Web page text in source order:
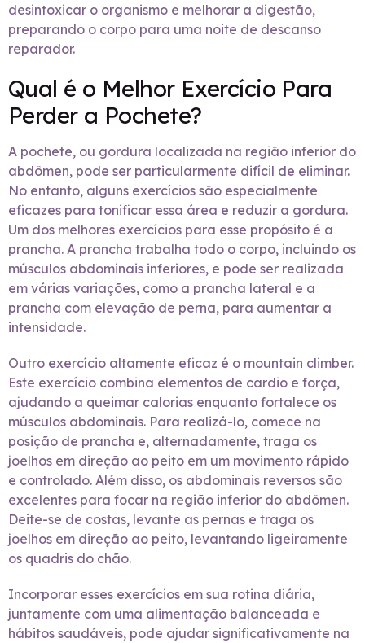
desintoxicar o organismo e melhorar a digestão,
preparando o corpo para uma noite de descanso
reparador.
Qual é o Melhor Exercício Para
Perder a Pochete?
A pochete, ou gordura localizada na região inferior do
abdômen, pode ser particularmente difícil de eliminar.
No entanto, alguns exercícios são especialmente
eficazes para tonificar essa área e reduzir a gordura.
Um dos melhores exercícios para esse propósito é a
prancha. A prancha trabalha todo o corpo, incluindo os
músculos abdominais inferiores, e pode ser realizada
em várias variações, como a prancha lateral e a
prancha com elevação de perna, para aumentar a
intensidade.
Outro exercício altamente eficaz é o mountain climber.
Este exercício combina elementos de cardio e força,
ajudando a queimar calorias enquanto fortalece os
músculos abdominais. Para realizá-lo, comece na
posição de prancha e, alternadamente, traga os
joelhos em direção ao peito em um movimento rápido
e controlado. Além disso, os abdominais reversos são
excelentes para focar na região inferior do abdômen.
Deite-se de costas, levante as pernas e traga os
joelhos em direção ao peito, levantando ligeiramente
os quadris do chão.
Incorporar esses exercícios em sua rotina diária,
juntamente com uma alimentação balanceada e
hábitos saudáveis, pode ajudar significativamente na